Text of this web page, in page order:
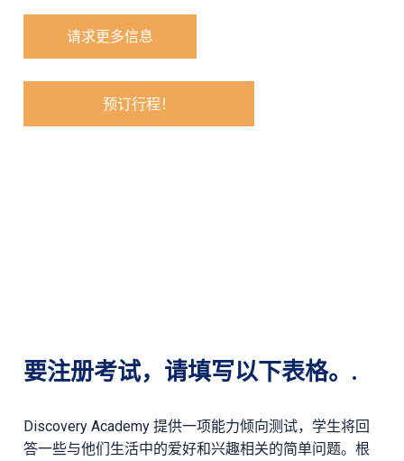
请求更多信息
预订行程！
要注册考试，请填写以下表格。.
Discovery Academy 提供一项能力倾向测试，学生将回
答一些与他们生活中的爱好和兴趣相关的简单问题。根